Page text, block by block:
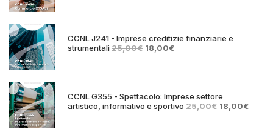
era:
è:
CCNL J241 - Imprese creditizie finanziarie e
strumentali25,00€ Il
era:
18,00€Il
è:
CCNL G355 - Spettacolo: Imprese settore
artistico, informativo e sportivo 25,00€ Il18,00€Il